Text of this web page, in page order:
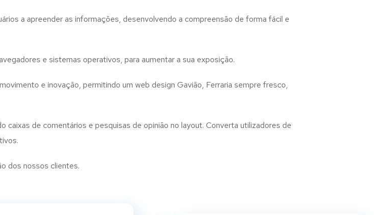
a apreender as informações, desenvolvendo a compreensão de forma fácil e
e sistemas operativos, para aumentar a sua exposição.
e inovação, permitindo um web design Gavião, Ferraria sempre fresco,
de comentários e pesquisas de opinião no layout. Converta utilizadores de
dos nossos clientes.